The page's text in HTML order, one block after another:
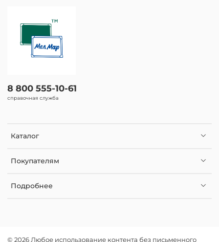
Каталог
Покупателям
Подробнее
8 800 555-10-61
справочная служба
© 2026 Любое использование контента без письменного